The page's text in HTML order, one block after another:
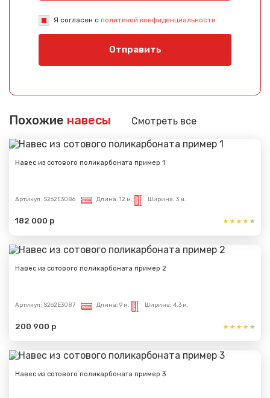
Я согласен с политикой конфиденциальности
Отправить
Похожие навесы Смотреть все
Навес из сотового поликарбоната пример 1
Артикул: S262E3086 Длина: 12 м. Ширина: 3 м.
182 000 р
Навес из сотового поликарбоната пример 2
Артикул: S262E3087 Длина: 9 м. Ширина: 4.3 м.
200 900 р
Навес из сотового поликарбоната пример 3
Сообщение успешно
отправлено